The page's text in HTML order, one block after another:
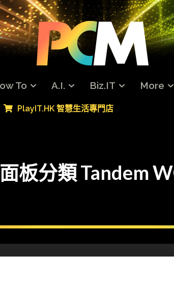
To A.I. Biz.IT More
PlayIT.HK 智慧生活專門店
板分類 Tandem